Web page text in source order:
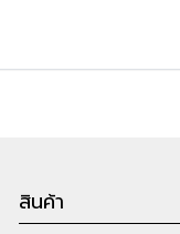
สินค้า